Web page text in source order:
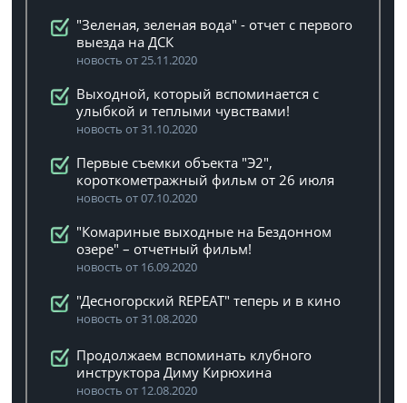
"Зеленая, зеленая вода" - отчет с первого
выезда на ДСК
новость от 25.11.2020
Выходной, который вспоминается с
улыбкой и теплыми чувствами!
новость от 31.10.2020
Первые съемки объекта "Э2",
короткометражный фильм от 26 июля
новость от 07.10.2020
"Комариные выходные на Бездонном
озере" – отчетный фильм!
новость от 16.09.2020
"Десногорский REPEAT" теперь и в кино
новость от 31.08.2020
Продолжаем вспоминать клубного
инструктора Диму Кирюхина
новость от 12.08.2020